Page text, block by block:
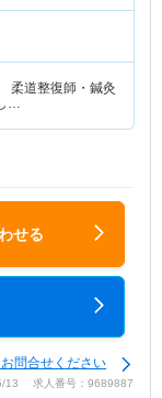
柔道整復師・鍼灸
…
せる
問合せください
13 求人番号：9689887